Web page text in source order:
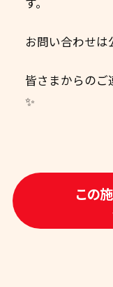
お問い合わせは
皆さまからのご
✨
この